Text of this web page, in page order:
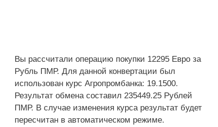
Вы рассчитали операцию покупки 12295 Евро за
Рубль ПМР. Для данной конвертации был
использован курс Агропромбанка: 19.1500.
Результат обмена составил 235449.25 Рублей
ПМР. В случае изменения курса результат будет
пересчитан в автоматическом режиме.